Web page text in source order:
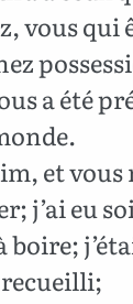
vous qui
a été
et vous
j’ai eu
boire;
recueilli;